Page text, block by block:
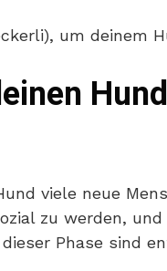
um deinem
viele neue
zu werden,
Phase sind